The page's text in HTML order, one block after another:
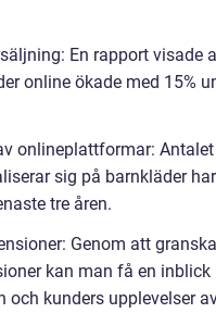
En rapport visade
online ökade med 15%
onlineplattformar:
sig på barnkläder
tre åren.
Genom att
kan man få en inblick
och kunders upplevelser